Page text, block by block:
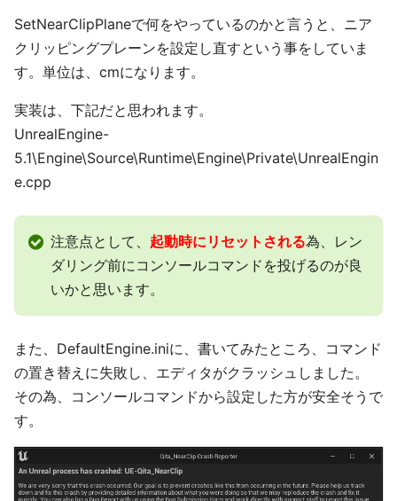
SetNearClipPlaneで何をやっているのかと言うと、ニア
クリッピングプレーンを設定し直すという事をしていま
す。単位は、cmになります。
実装は、下記だと思われます。
UnrealEngine-
5.1\Engine\Source\Runtime\Engine\Private\UnrealEngin
e.cpp
注意点として、 起動時にリセットされる為、レン
ダリング前にコンソールコマンドを投げるのが良
いかと思います。
また、DefaultEngine.iniに、書いてみたところ、コマンド
の置き替えに失敗し、エディタがクラッシュしました。
その為、コンソールコマンドから設定した方が安全そうで
す。